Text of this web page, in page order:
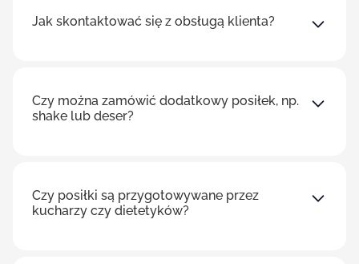
Jak skontaktować się z obsługą klienta?
Czy można zamówić dodatkowy posiłek, np.
shake lub deser?
Czy posiłki są przygotowywane przez
kucharzy czy dietetyków?